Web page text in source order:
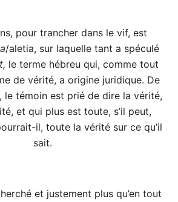
pour trancher dans le vif, est
/aletia, sur laquelle tant a spéculé
le terme hébreu qui, comme tout
de vérité, a origine juridique. De
le témoin est prié de dire la vérité,
et qui plus est toute, s’il peut,
il, toute la vérité sur ce qu’il
sait.
et justement plus qu’en tout